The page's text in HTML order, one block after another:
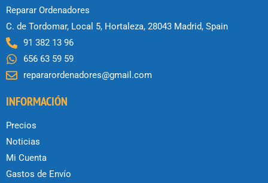
Reparar Ordenadores
C. de Tordomar, Local 5, Hortaleza, 28043 Madrid, Spain
91 382 13 96
656 63 59 59
repararordenadores@gmail.com
INFORMACIÓN
Precios
Noticias
Mi Cuenta
Gastos de Envío